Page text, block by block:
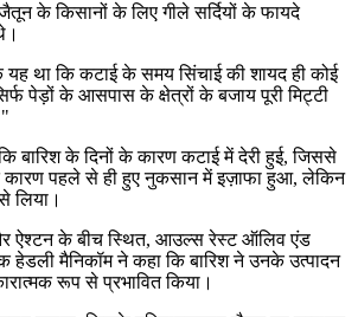
के किसानों के लिए गीले सर्दियों के फायदे
यह था कि कटाई के समय सिंचाई की शायद ही कोई
पेड़ों के आसपास के क्षेत्रों के बजाय पूरी मिट्टी
बारिश के दिनों के कारण कटाई में देरी हुई, जिससे
कारण पहले से ही हुए नुकसान में इज़ाफा हुआ, लेकिन
लिया।
ऐश्टन के बीच स्थित, आउल्स रेस्ट ऑलिव एंड
हेडली मैनिकॉम ने कहा कि बारिश ने उनके उत्पादन
रूप से प्रभावित किया।